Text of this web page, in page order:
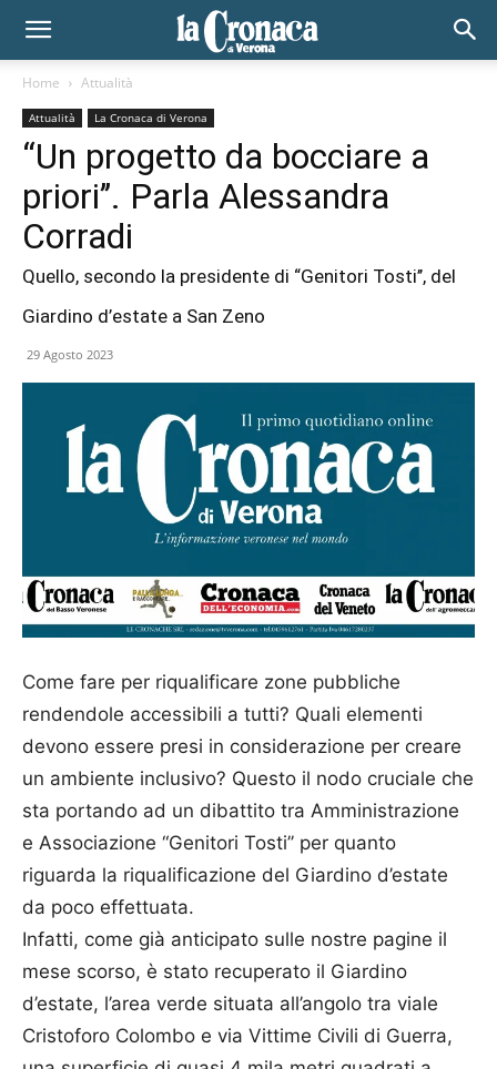
Home Attualità
Attualità La Cronaca di Verona
“Un progetto da bocciare a
priori’’. Parla Alessandra
Corradi
Quello, secondo la presidente di “Genitori Tosti’’, del
Giardino d’estate a San Zeno
29 Agosto 2023
Come fare per riqualificare zone pubbliche
rendendole accessibili a tutti? Quali elementi
devono essere presi in considerazione per creare
un ambiente inclusivo? Questo il nodo cruciale che
sta portando ad un dibattito tra Amministrazione
e Associazione “Genitori Tosti’’ per quanto
riguarda la riqualificazione del Giardino d’estate
da poco effettuata.
Infatti, come già anticipato sulle nostre pagine il
mese scorso, è stato recuperato il Giardino
d’estate, l’area verde situata all’angolo tra viale
Cristoforo Colombo e via Vittime Civili di Guerra,